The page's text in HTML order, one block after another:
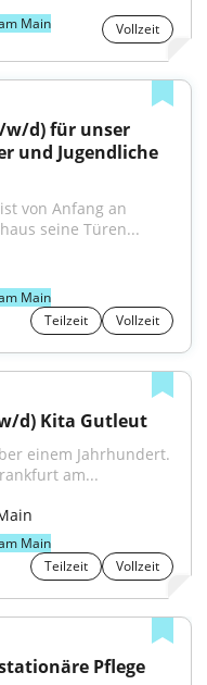
Main Vollzeit
w/d) für unser
und Jugendliche
von Anfang an
seine Türen...
Main
Teilzeit
Vollzeit
d) Kita Gutleut
einem Jahrhundert.
am...
Main
Teilzeit
Vollzeit
Pflege